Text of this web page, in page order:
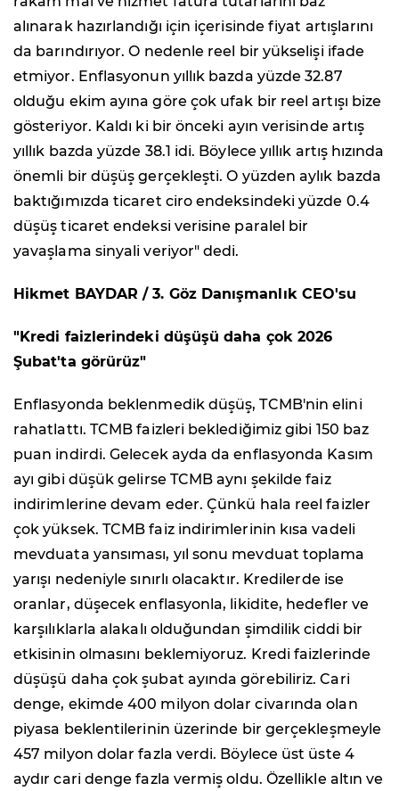
alınarak hazırlandığı için içerisinde fiyat artışlarını
da barındırıyor. O nedenle reel bir yükselişi ifade
etmiyor. Enflasyonun yıllık bazda yüzde 32.87
olduğu ekim ayına göre çok ufak bir reel artışı bize
gösteriyor. Kaldı ki bir önceki ayın verisinde artış
yıllık bazda yüzde 38.1 idi. Böylece yıllık artış hızında
önemli bir düşüş gerçekleşti. O yüzden aylık bazda
baktığımızda ticaret ciro endeksindeki yüzde 0.4
düşüş ticaret endeksi verisine paralel bir
yavaşlama sinyali veriyor" dedi.
Hikmet BAYDAR / 3. Göz Danışmanlık CEO'su
"Kredi faizlerindeki düşüşü daha çok 2026
Şubat'ta görürüz"
Enflasyonda beklenmedik düşüş, TCMB'nin elini
rahatlattı. TCMB faizleri beklediğimiz gibi 150 baz
puan indirdi. Gelecek ayda da enflasyonda Kasım
ayı gibi düşük gelirse TCMB aynı şekilde faiz
indirimlerine devam eder. Çünkü hala reel faizler
çok yüksek. TCMB faiz indirimlerinin kısa vadeli
mevduata yansıması, yıl sonu mevduat toplama
yarışı nedeniyle sınırlı olacaktır. Kredilerde ise
oranlar, düşecek enflasyonla, likidite, hedefler ve
karşılıklarla alakalı olduğundan şimdilik ciddi bir
etkisinin olmasını beklemiyoruz. Kredi faizlerinde
düşüşü daha çok şubat ayında görebiliriz. Cari
denge, ekimde 400 milyon dolar civarında olan
piyasa beklentilerinin üzerinde bir gerçekleşmeyle
457 milyon dolar fazla verdi. Böylece üst üste 4
aydır cari denge fazla vermiş oldu. Özellikle altın ve